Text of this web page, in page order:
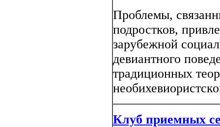
Проблемы,
подростков,
зарубежной
девиантного
традиционных
Клуб приемных